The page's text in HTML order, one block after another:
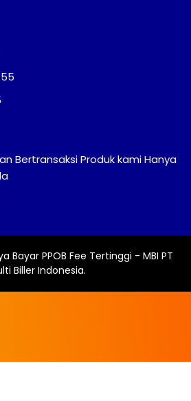
Bertransaksi Produk kami Hanya
Bayar PPOB Fee Tertinggi - MBI PT
Biller Indonesia.